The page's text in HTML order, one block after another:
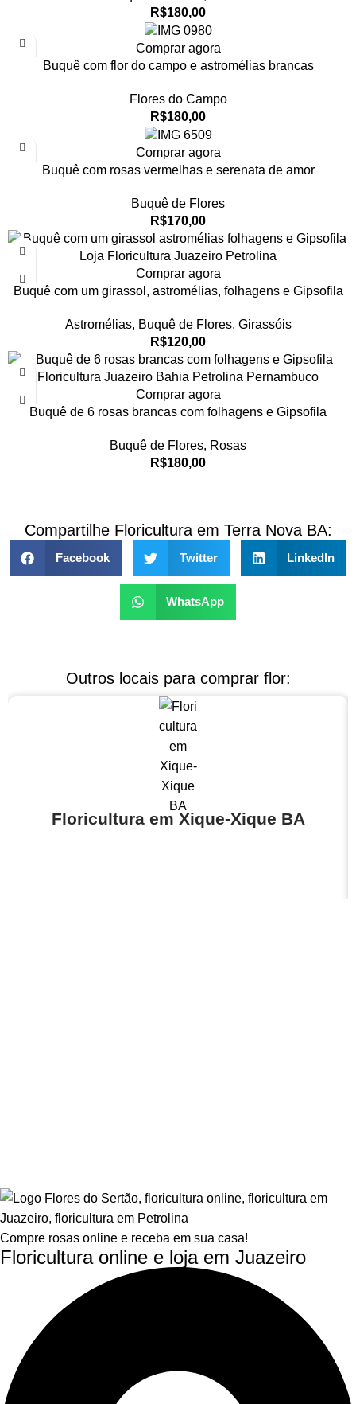
R$180,00
Comprar agora
Buquê com flor do campo e astromélias brancas
Flores do Campo
R$180,00
Comprar agora
Buquê com rosas vermelhas e serenata de amor
Buquê de Flores
R$170,00
Comprar agora
Buquê com um girassol, astromélias, folhagens e Gipsofila
Astromélias, Buquê de Flores, Girassóis
R$120,00
Comprar agora
Buquê de 6 rosas brancas com folhagens e Gipsofila
Buquê de Flores, Rosas
R$180,00
Compartilhe Floricultura em Terra Nova BA:
Facebook Twitter LinkedIn
WhatsApp
Outros locais para comprar flor:
Floricultura em Xique-Xique BA
Compre rosas online e receba em sua casa!
Floricultura online e loja em Juazeiro